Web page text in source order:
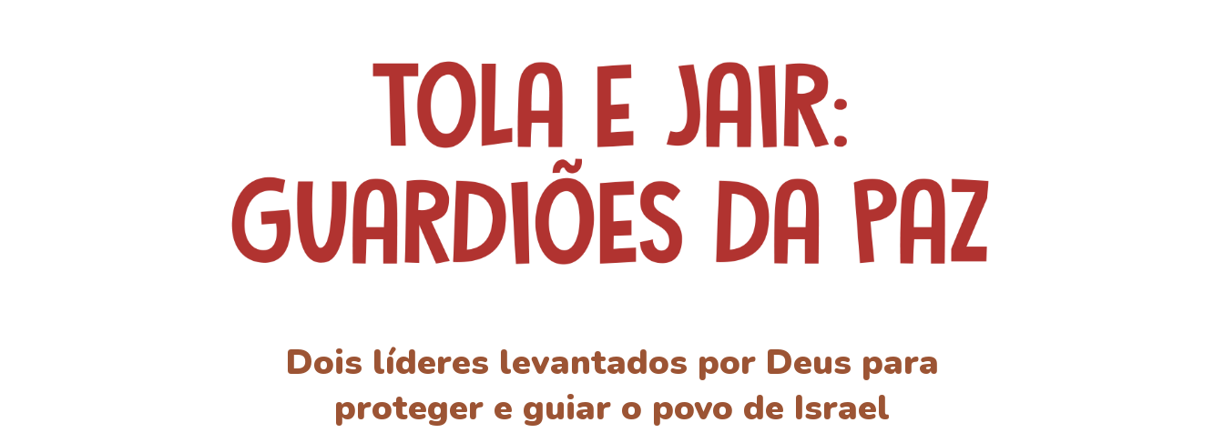
Dois líderes levantados por Deus para
proteger e guiar o povo de Israel